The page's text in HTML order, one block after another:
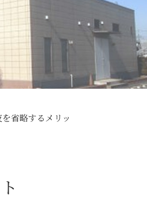
省略するメリッ